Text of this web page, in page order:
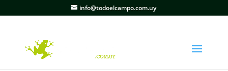
info@todoelcampo.com.uy